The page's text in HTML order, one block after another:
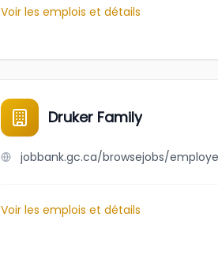
Voir les emplois et détails
Druker Family
Voir les emplois et détails